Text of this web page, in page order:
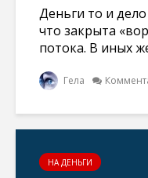
Деньги то и
что закрыта
потока. В иных
Гела
НА ДЕНЬГИ